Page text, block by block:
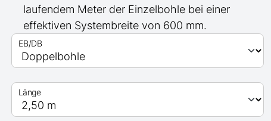
laufendem Meter der Einzelbohle bei einer
effektiven Systembreite von 600 mm.
EB/DB
Länge